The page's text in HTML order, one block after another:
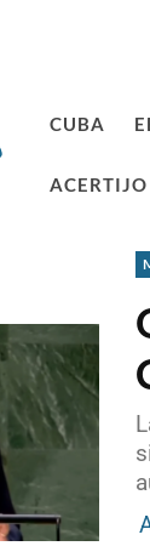
CUBA
ACERTIJO